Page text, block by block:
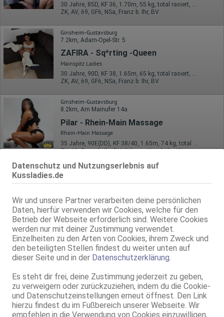
Datenschutz und Nutzungserlebnis auf
Kussladies.de
Wir und unsere Partner verarbeiten deine persönlichen
Daten, hierfür verwenden wir Cookies, welche für den
Betrieb der Webseite erforderlich sind. Weitere Cookies
werden nur mit deiner Zustimmung verwendet.
Einzelheiten zu den Arten von Cookies, ihrem Zweck und
den beteiligten Stellen findest du weiter unten auf
dieser Seite und in der Datenschutzerklärung
Es steht dir frei, deine Zustimmung jederzeit zu geben,
zu verweigern oder zurückzuziehen, indem du die Cookie-
und Datenschutzeinstellungen erneut öffnest. Den Link
hierzu findest du im Fußbereich unserer Webseite. Wir
empfehlen in die Verwendung von Cookies einzuwilligen,
30 Jahre, 85D, KF 36, 1.70m, 55 kg, total rasiert, Latina
ZK, AV, 69, GF6, NSa, Franz b. Ihr, BV
Ginsheim-Gustavsburg
7.2km, Adam-Opel-Str. 5
ZAFIRA - Sq*rting -Queen
Mainspitz Ladies
30 Jahre, 90D, KF 38, 1.65m, 65 kg, total rasiert, osteuropäisch
ZK, AV, 69, GF6, NSa, Franz b. Ihr, BV
Ginsheim-Gustavsburg
8.2km, Am Mainufer 14a
Pilar - Rhein-Main Massage
Rhein-Main Massage
ZK, 69, Franz b. Ihr, BV, Schmu., Kuscheln, Körperküs., AV b. Ihm
Ginsheim-Gustavsburg
8.2km, Am Mainufer 14a
Rhein-Main Massage
42 Jahre, 80E(DD), KF 36/38, 1.67m, 58 kg, teilrasiert, karibisch
ZK, 69, NSa, Schmu., Kuscheln, Körperküs., AV b. Ihm, DSa
Ginsheim-Gustavsburg
8.2km, Am Mainufer 14a
Rhein-Main Massage
ZK, AV, 69, GF6, DT, devot, Franz b. Ihr
Groß-Gerau